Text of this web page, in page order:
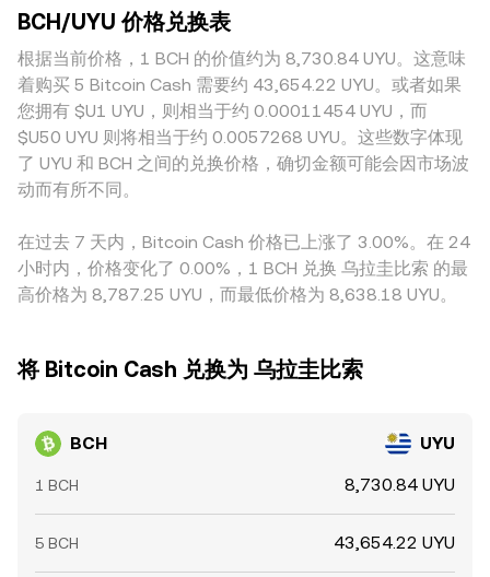
货与永续的价差结构，都会在短周期内提高 BCH/UYU
conversion rate 的波动性。
一时点的近似价格可表示为 price = y/x。综合而言，订单簿的
最新成交、中间价参考、跨平台VWAP与（若存在）AMM曲
线，共同构成市场上对 BCH/UYU conversion rate 的计算与
引用方式。
现，例如某些平台在合规审查、出入金通道、或针对BCH的上
架与充提政策上更为严格，从而影响UYU计价对的可得性与成
交密度。许多场景中，BCH先以BCH/USDT定价，再通过
UYU/USDT或本地稳定币对折算为UYU，因此USDT相对UYU的
升贴水会间接传导到 BCH/UYU conversion rate。跨平台套利
通常会收敛价差，但受限于充提时间、费用、风控阈值与本地
结算环节的不确定性，套利并非即时或完美，因此不同交易所
之间的报价差异在短时间内依然可能存在。
BCH/UYU 价格兑换表
根据当前价格，1 BCH 的价值约为 8,730.84 UYU。这意味
着购买 5 Bitcoin Cash 需要约 43,654.22 UYU。或者如果
您拥有 $U1 UYU，则相当于约 0.00011454 UYU，而
$U50 UYU 则将相当于约 0.0057268 UYU。这些数字体现
了 UYU 和 BCH 之间的兑换价格，确切金额可能会因市场波
动而有所不同。
在过去 7 天内，Bitcoin Cash 价格已上涨了 3.00%。在 24
小时内，价格变化了 0.00%，1 BCH 兑换 乌拉圭比索 的最
高价格为 8,787.25 UYU，而最低价格为 8,638.18 UYU。
将 Bitcoin Cash 兑换为 乌拉圭比索
BCH UYU
1 BCH 8,730.84 UYU
5 BCH 43,654.22 UYU